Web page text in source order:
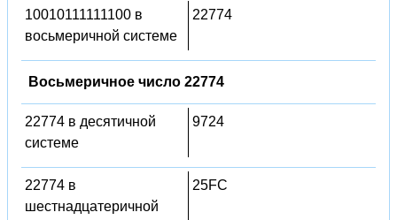
10010111111100 в
восьмеричной системе
22774
Восьмеричное число 22774
22774 в десятичной
системе
9724
22774 в
шестнадцатеричной
25FC